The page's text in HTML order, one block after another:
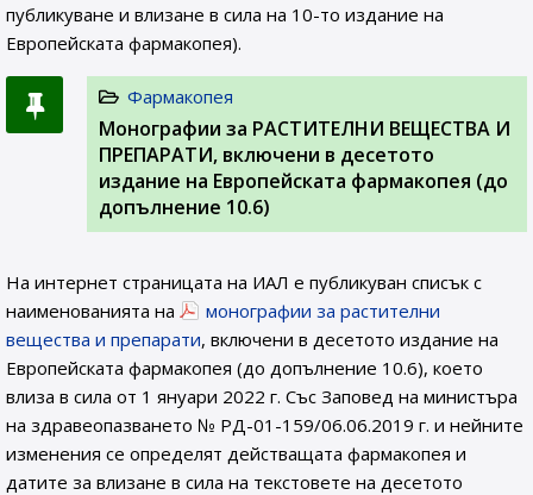
публикуване и влизане в сила на 10-то издание на
Европейската фармакопея).
Фармакопея
Монографии за РАСТИТЕЛНИ ВЕЩЕСТВА И
ПРЕПАРАТИ, включени в десетото
издание на Европейската фармакопея (до
допълнение 10.6)
На интернет страницата на ИАЛ e публикуван списък с
наименованията на
монографии за растителни
вещества и препарати, включени в десетото издание на
Европейската фармакопея (до допълнение 10.6), което
влиза в сила от 1 януари 2022 г. Със Заповед на министъра
на здравеопазването № РД-01-159/06.06.2019 г. и нейните
изменения се определят действащата фармакопея и
датите за влизане в сила на текстовете на десетото